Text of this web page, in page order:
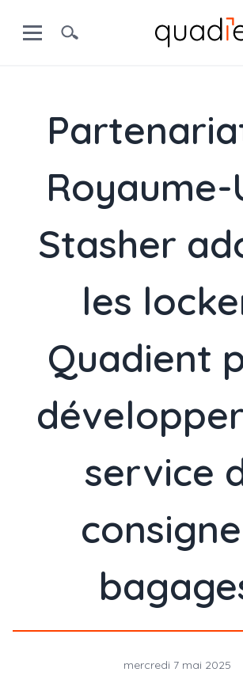
Royaume-
Stasher
les
Quadient
service
mercredi 7 mai 2025